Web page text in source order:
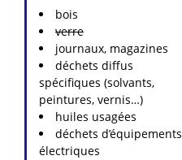
bois
verre
journaux, magazines
déchets diffus
spécifiques (solvants,
peintures, vernis…)
huiles usagées
déchets d’équipements
électriques